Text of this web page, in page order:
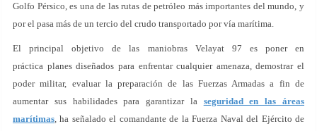
Golfo Pérsico, es una de las rutas de petróleo más importantes del mundo, y
por el pasa más de un tercio del crudo transportado por vía marítima.
El principal objetivo de las maniobras Velayat 97 es poner en
práctica planes diseñados para enfrentar cualquier amenaza, demostrar el
poder militar, evaluar la preparación de las Fuerzas Armadas a fin de
aumentar sus habilidades para garantizar la seguridad en las áreas
marítimas, ha señalado el comandante de la Fuerza Naval del Ejército de